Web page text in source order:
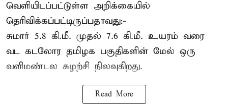
வெளியிடப்பட்டுள்ள அறிக்கையில்
தெரிவிக்கப்பட்டிருப்பதாவது:-
சுமார் 5.8 கி.மீ. முதல் 7.6 கி.மீ. உயரம் வரை
வட கடலோர தமிழக பகுதிகளின் மேல் ஒரு
வளிமண்டல சுழற்சி நிலவுகிறது.
Read More